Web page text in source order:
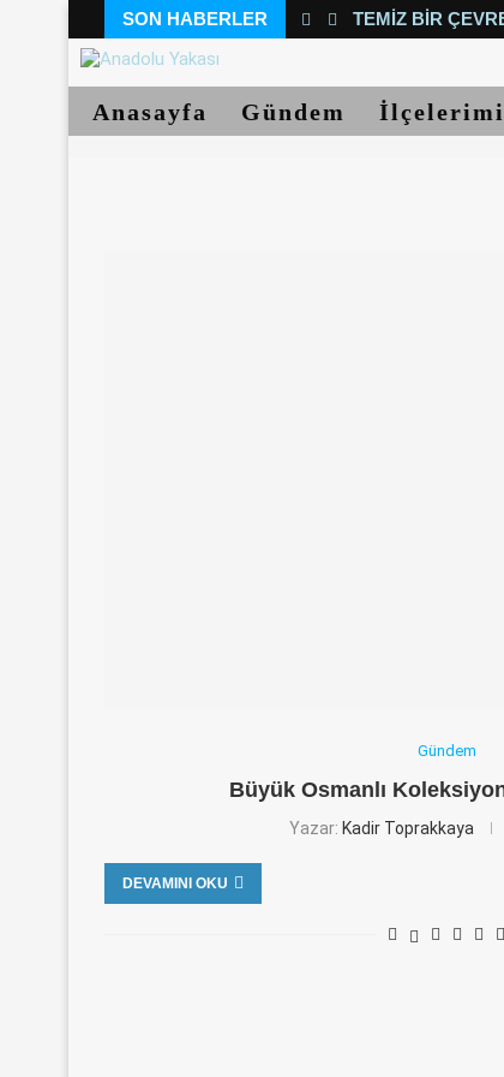
SON HABERLER TEMIZ BIR
Anasayfa Gündem
Gündem
Büyük Osmanlı
Yazar: Kadir Toprakkaya
DEVAMINI OKU